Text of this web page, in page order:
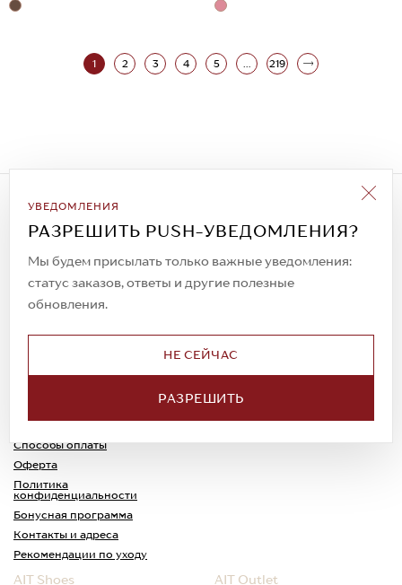
1 2 3 4 5 ... 219
УВЕДОМЛЕНИЯ
РАЗРЕШИТЬ PUSH-УВЕДОМЛЕНИЯ?
Мы будем присылать только важные уведомления:
статус заказов, ответы и другие полезные
обновления.
НЕ СЕЙЧАС
РАЗРЕШИТЬ
Подписаться на рассылку
Всегда будьте в курсе новых акций и
спецпредложений!
© 2023. AIT Shoes
Все права защищены
Доставка
Способы оплаты
Оферта
Политика
конфиденциальности
Обмен и возврат
Каспи-Ред
Бонусная программа
Контакты и адреса
Рекомендации по уходу
AIT Shoes AIT Outlet